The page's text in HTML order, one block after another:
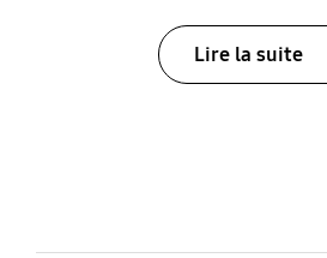
buscan algo seguro y confiable
productividad.
Lire la suite